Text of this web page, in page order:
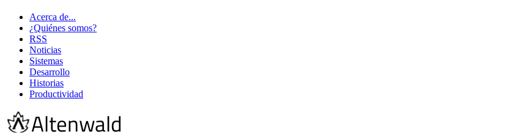
Acerca de...
¿Quiénes somos?
RSS
Noticias
Sistemas
Desarrollo
Historias
Productividad